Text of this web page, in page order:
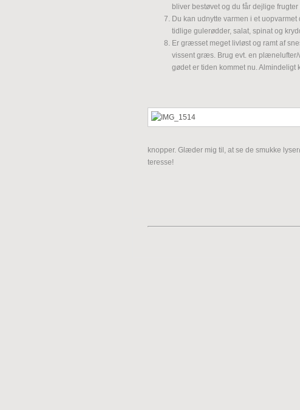
bliver bestøvet og du får dejlige frugter
Du kan udnytte varmen i et
tidlige gulerødder, salat, spinat og
Er græsset meget livløst og ramt af
vissent græs. Brug evt. en
gødet er tiden kommet nu. Almindeligt
knopper. Glæder mig til, at se de smukke
teresse!